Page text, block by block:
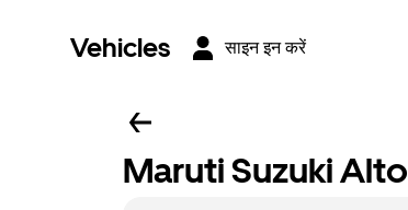
Vehicles साइन इन करें
Maruti Suzuki Alto